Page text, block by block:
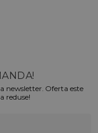
newsletter. Oferta este
reduse!